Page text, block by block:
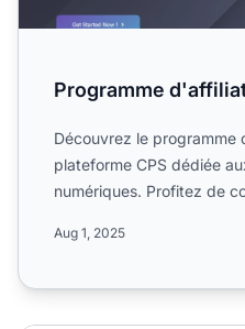
Programme
Découvrez le programme
plateforme CPS dédiée
numériques. Profitez de
Aug 1, 2025